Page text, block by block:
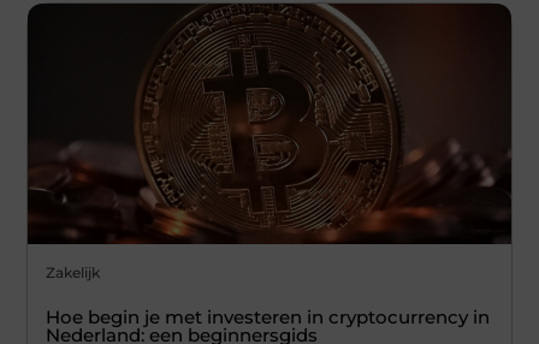
Zakelijk
Hoe begin je met investeren in cryptocurrency in
Nederland: een beginnersgids